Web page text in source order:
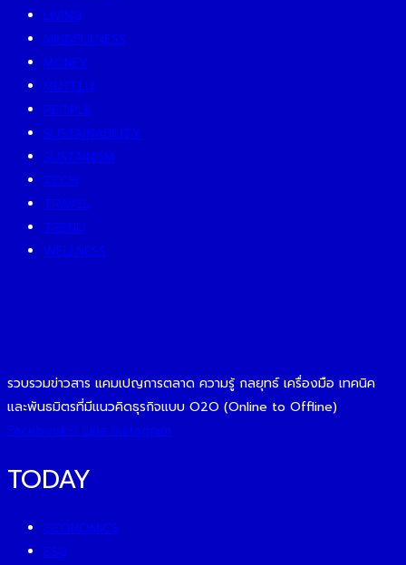
LIVING
MINDFULNESS
MONEY
MUTELU
PEOPLE
SUSTAINABILITY
SUSTAINISM
TECH
TRAVEL
TREND
WELLNESS
รวบรวมข่าวสาร แคมเปญการตลาด ความรู้ กลยุทธ์ เครื่องมือ เทคนิค
และพันธมิตรที่มีแนวคิดธุรกิจแบบ O2O (Online to Offline)
Facebook-f Line Instagram
TODAY
ECONOMICS
ESG